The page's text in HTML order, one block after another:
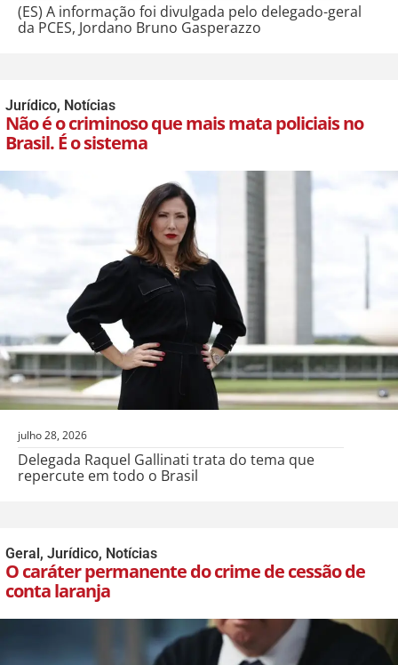
(ES) A informação foi divulgada pelo delegado-geral
da PCES, Jordano Bruno Gasperazzo
Jurídico, Notícias
Não é o criminoso que mais mata policiais no
Brasil. É o sistema
julho 28, 2026
Delegada Raquel Gallinati trata do tema que
repercute em todo o Brasil
Geral, Jurídico, Notícias
O caráter permanente do crime de cessão de
conta laranja